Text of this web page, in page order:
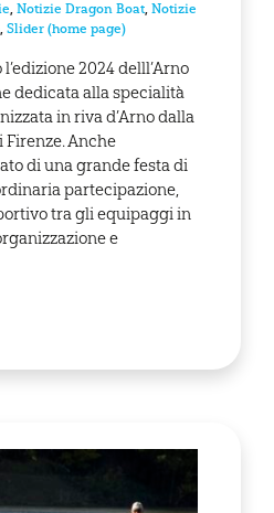
, Notizie Dragon Boat, Notizie
, Slider (home page)
2024 delll’Arno
dedicata alla specialità
in riva d’Arno dalla
Anche
di una grande festa di
partecipazione,
tra gli equipaggi in
e